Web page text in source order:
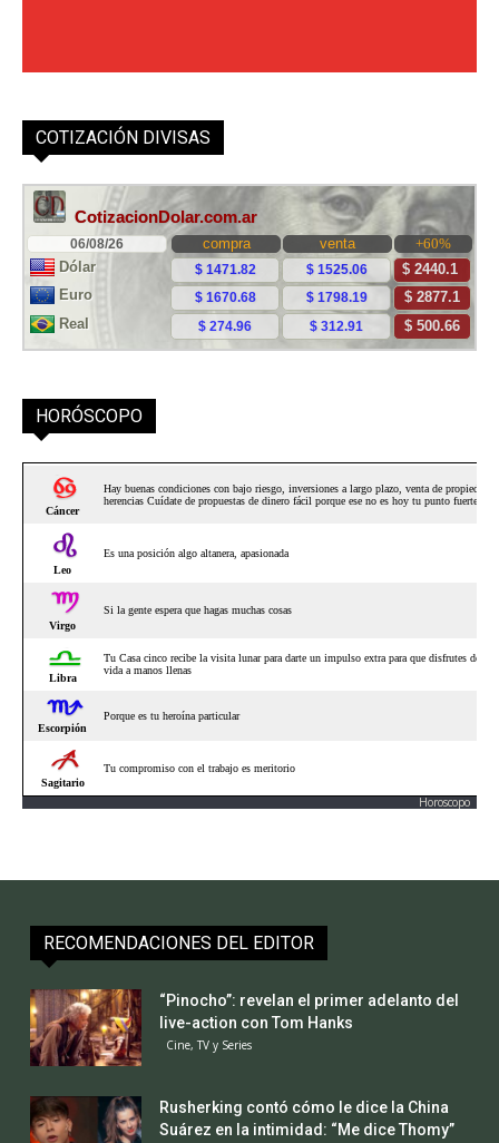
COTIZACIÓN DIVISAS
HORÓSCOPO
Horoscopo
RECOMENDACIONES DEL EDITOR
“Pinocho”: revelan el primer adelanto del
live-action con Tom Hanks
Cine, TV y Series
Rusherking contó cómo le dice la China
Suárez en la intimidad: “Me dice Thomy”